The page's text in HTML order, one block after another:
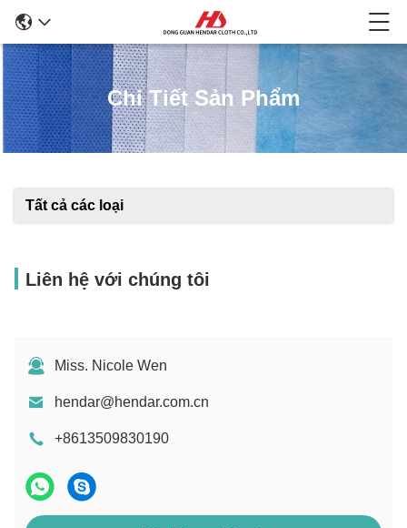
Chi Tiết Sản Phẩm
Tất cả các loại
Liên hệ với chúng tôi
Miss. Nicole Wen
hendar@hendar.com.cn
+8613509830190